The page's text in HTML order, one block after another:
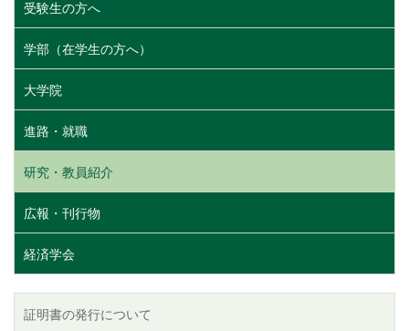
受験生の方へ
学部（在学生の方へ）
大学院
進路・就職
研究・教員紹介
広報・刊行物
経済学会
証明書の発行について